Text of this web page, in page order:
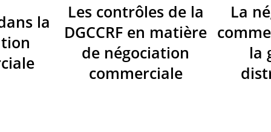
la
Les contrôles de la
DGCCRF en matière
de négociation
commerciale
La
la